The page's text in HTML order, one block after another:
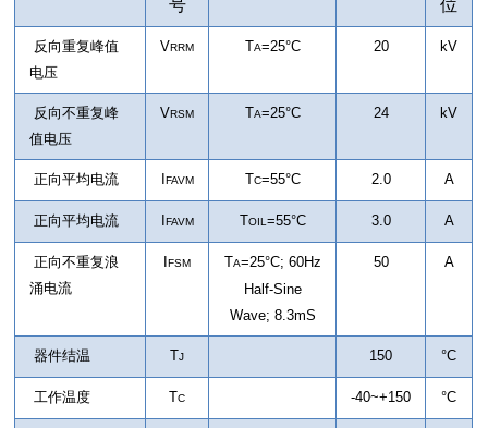
号
位
反向重复峰值
电压
VRRM TA=25°C 20 kV
反向不重复峰
值电压
VRSM TA=25°C 24 kV
正向平均电流 FAVM TC=55°C 2.0 A
正向平均电流 FAVM TOIL =55°C 3.0 A
正向不重复浪
涌电流
IFSM TA=25°C; 60Hz
Half-Sine
Wave; 8.3mS
50 A
器件结温 TJ 150 °C
工作温度 TC -40~+150 °C